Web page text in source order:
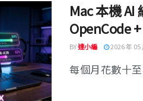
Mac 本機 AI
OpenCode
BY達小編 2026 年 05
每個月花數十